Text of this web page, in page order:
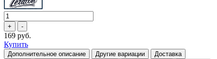
169 руб.
Купить
Дополнительное описание Другие вариации
Доставка